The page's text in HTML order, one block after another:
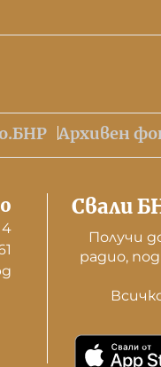
Архивен
4
Свали
Получи
радио,